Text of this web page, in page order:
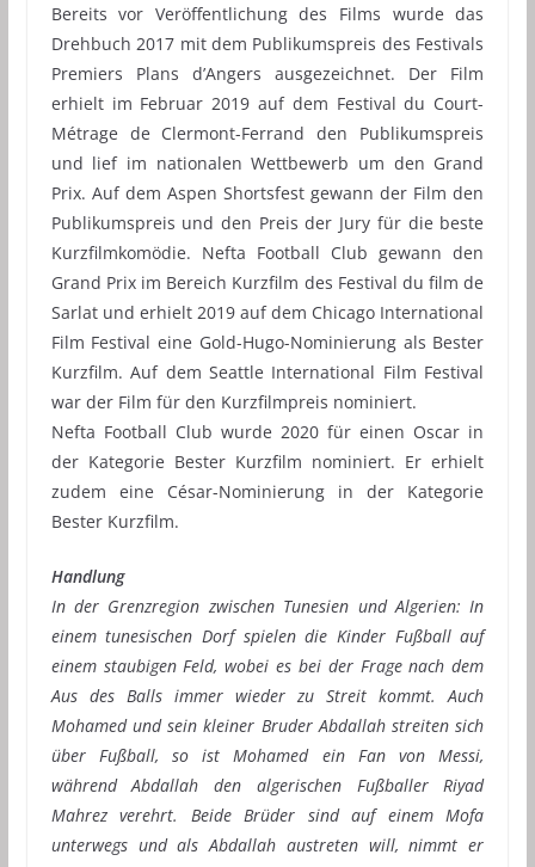
Bereits vor Veröffentlichung des Films wurde das
Drehbuch 2017 mit dem Publikumspreis des Festivals
Premiers Plans d’Angers ausgezeichnet. Der Film
erhielt im Februar 2019 auf dem Festival du Court-
Métrage de Clermont-Ferrand den Publikumspreis
und lief im nationalen Wettbewerb um den Grand
Prix. Auf dem Aspen Shortsfest gewann der Film den
Publikumspreis und den Preis der Jury für die beste
Kurzfilmkomödie. Nefta Football Club gewann den
Grand Prix im Bereich Kurzfilm des Festival du film de
Sarlat und erhielt 2019 auf dem Chicago International
Film Festival eine Gold-Hugo-Nominierung als Bester
Kurzfilm. Auf dem Seattle International Film Festival
war der Film für den Kurzfilmpreis nominiert.
Nefta Football Club wurde 2020 für einen Oscar in
der Kategorie Bester Kurzfilm nominiert. Er erhielt
zudem eine César-Nominierung in der Kategorie
Bester Kurzfilm.
Handlung
In der Grenzregion zwischen Tunesien und Algerien: In
einem tunesischen Dorf spielen die Kinder Fußball auf
einem staubigen Feld, wobei es bei der Frage nach dem
Aus des Balls immer wieder zu Streit kommt. Auch
Mohamed und sein kleiner Bruder Abdallah streiten sich
über Fußball, so ist Mohamed ein Fan von Messi,
während Abdallah den algerischen Fußballer Riyad
Mahrez verehrt. Beide Brüder sind auf einem Mofa
unterwegs und als Abdallah austreten will, nimmt er